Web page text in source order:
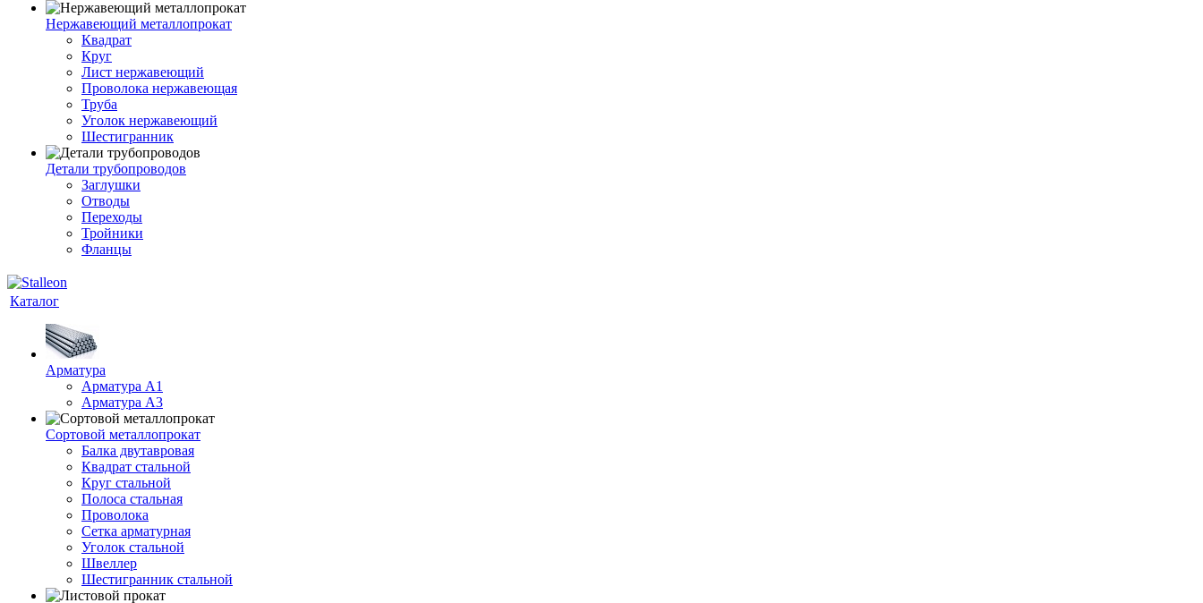
Нержавеющий металлопрокат
Квадрат
Круг
Лист нержавеющий
Проволока нержавеющая
Труба
Уголок нержавеющий
Шестигранник
Детали трубопроводов
Заглушки
Отводы
Переходы
Тройники
Фланцы
Каталог
Арматура
Арматура A1
Арматура А3
Сортовой металлопрокат
Балка двутавровая
Квадрат стальной
Круг стальной
Полоса стальная
Проволока
Сетка арматурная
Уголок стальной
Швеллер
Шестигранник стальной